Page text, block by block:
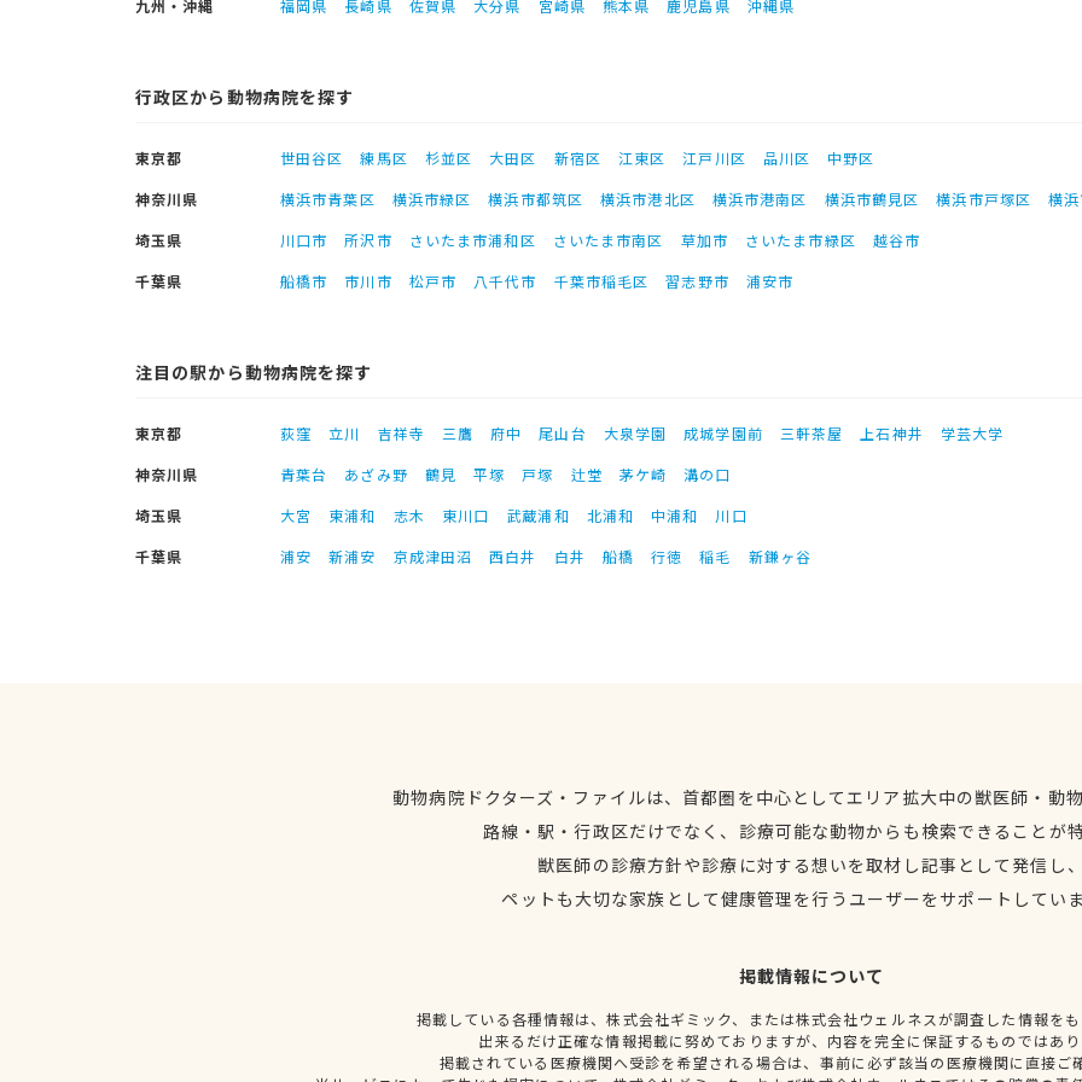
九州・沖縄 福岡県 長崎県 佐賀県 大分県 宮崎県 熊本県 鹿児島県 沖縄県
行政区から動物病院を探す
東京都 世田谷区 練馬区 杉並区 大田区 新宿区 江東区 江戸川区 品川区
中野区
神奈川県
横浜市青葉区 横浜市緑区 横浜市都筑区 横浜市港北区 横浜市港南区 横浜市鶴見区 横浜市戸塚区
横
埼玉県
川口市 所沢市 さいたま市浦和区 さいたま市南区 草加市 さいたま市緑区
越谷市
千葉県
船橋市 市川市 松戸市 八千代市 千葉市稲毛区 習志野市 浦安市
注目の駅から動物病院を探す
東京都 荻窪 立川 吉祥寺 三鷹 府中 尾山台 大泉学園 成城学園前 三軒茶屋 上石神井
学芸大学
神奈川県
青葉台 あざみ野 鶴見 平塚 戸塚 辻堂 茅ケ崎
溝の口
埼玉県
大宮 東浦和 志木 東川口 武蔵浦和 北浦和 中浦和
川口
千葉県
浦安 新浦安 京成津田沼 西白井 白井 船橋 行徳 稲毛 新鎌ヶ谷
動物病院ドクターズ・ファイルは、首都圏を中心としてエリア拡大中の獣医師・動
路線・駅・行政区だけでなく、診療可能な動物からも検索できることが
獣医師の診療方針や診療に対する想いを取材し記事として発信し
ペットも大切な家族として健康管理を行うユーザーをサポートしてい
掲載情報について
掲載している各種情報は、株式会社ギミック、または株式会社ウェルネスが調査した情報を
出来るだけ正確な情報掲載に努めておりますが、内容を完全に保証するものではあ
掲載されている医療機関へ受診を希望される場合は、事前に必ず該当の医療機関に直接ご